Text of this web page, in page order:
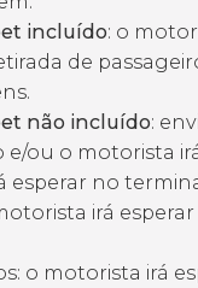
incluído: o
de
não incluído:
ou o motorista
esperar no
irá
o motorista irá